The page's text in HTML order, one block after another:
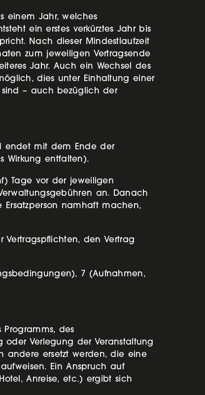
einem Jahr, welches
ein erstes verkürztes Jahr bis
Nach dieser Mindestlaufzeit
zum jeweiligen Vertragsende
Jahr. Auch ein Wechsel des
dies unter Einhaltung einer
sind – auch bezüglich der
endet mit dem Ende der
Wirkung entfalten).
Tage vor der jeweiligen
an. Danach
namhaft machen,
den Vertrag
7 (Aufnahmen,
des
oder Verlegung der Veranstaltung
andere ersetzt werden, die eine
Ein Anspruch auf
Anreise, etc.) ergibt sich